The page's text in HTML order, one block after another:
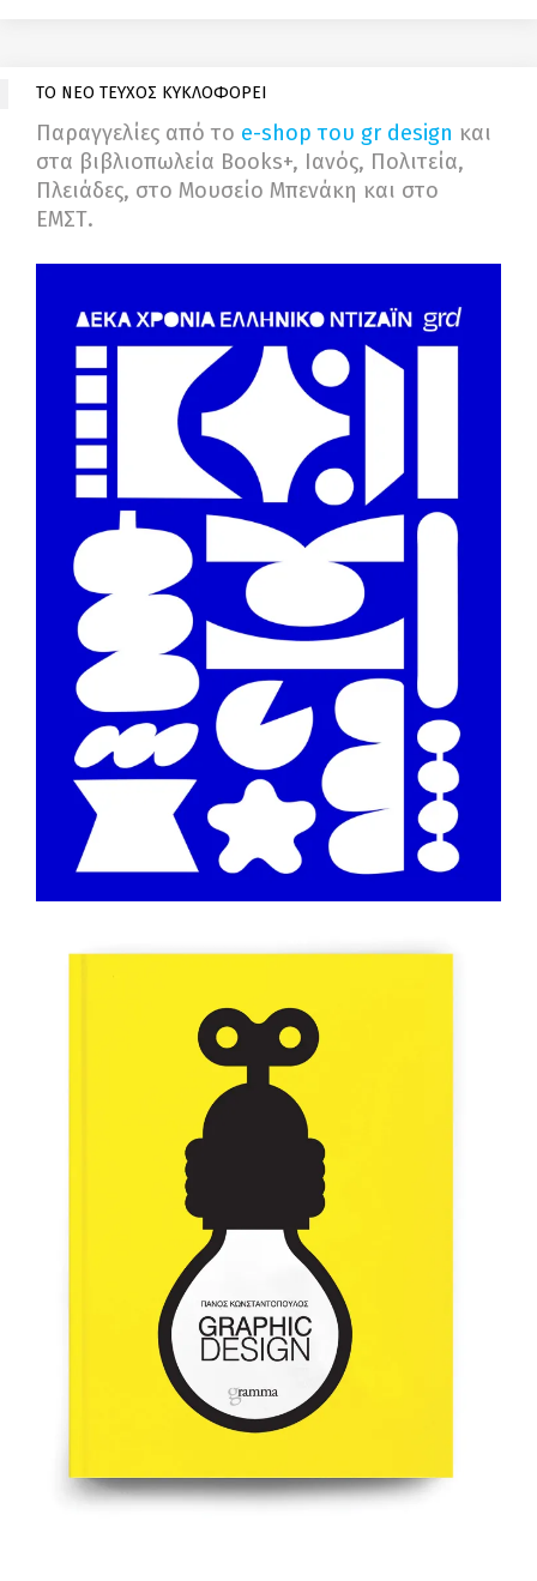
ΤΟ ΝΕΟ ΤΕΥΧΟΣ ΚΥΚΛΟΦΟΡΕΙ
Παραγγελίες από το e-shop του gr design και
στα βιβλιοπωλεία Books+, Ιανός, Πολιτεία,
Πλειάδες, στο Μουσείο Μπενάκη και στο
ΕΜΣΤ.